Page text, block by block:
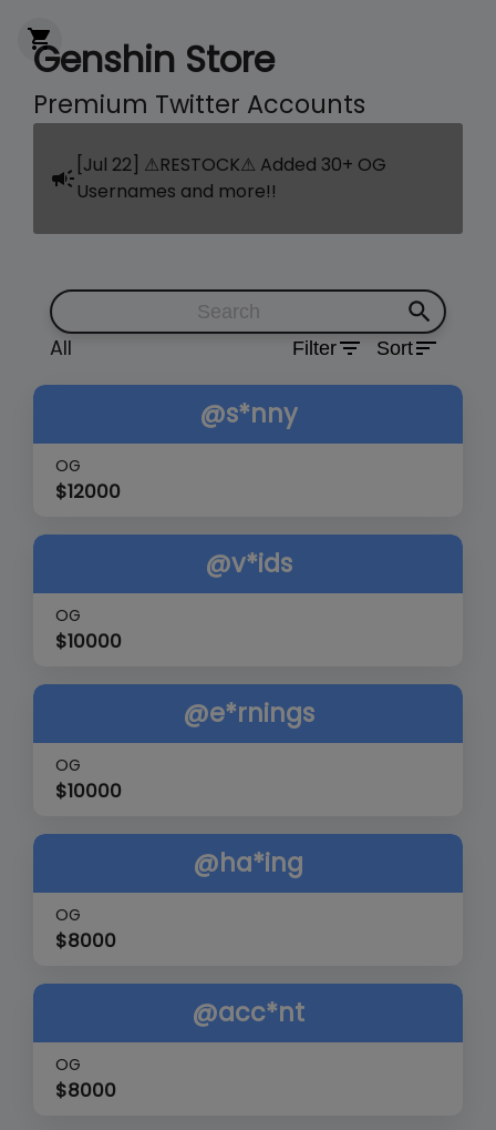
Genshin Store
Premium Twitter Accounts
[Jul 22] ⚠RESTOCK⚠ Added 30+ OG
Usernames and more!!
All Filter Sort
@s*nny
OG
$12000
@v*ids
OG
$10000
@e*rnings
OG
$10000
@ha*ing
OG
$8000
@acc*nt
OG
$8000